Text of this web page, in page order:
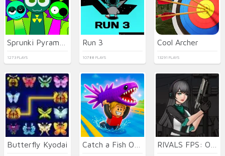
1273 PLAYS
Run 3
10788 PLAYS
Cool Archer
13291 PLAYS
Butterfly Kyodai